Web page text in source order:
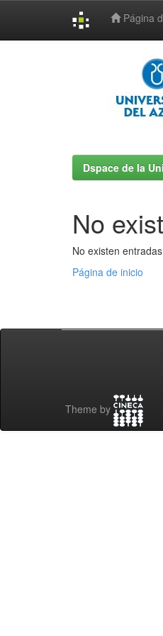
Página
Dspace de la
No
No existen
Página de inicio
Theme by